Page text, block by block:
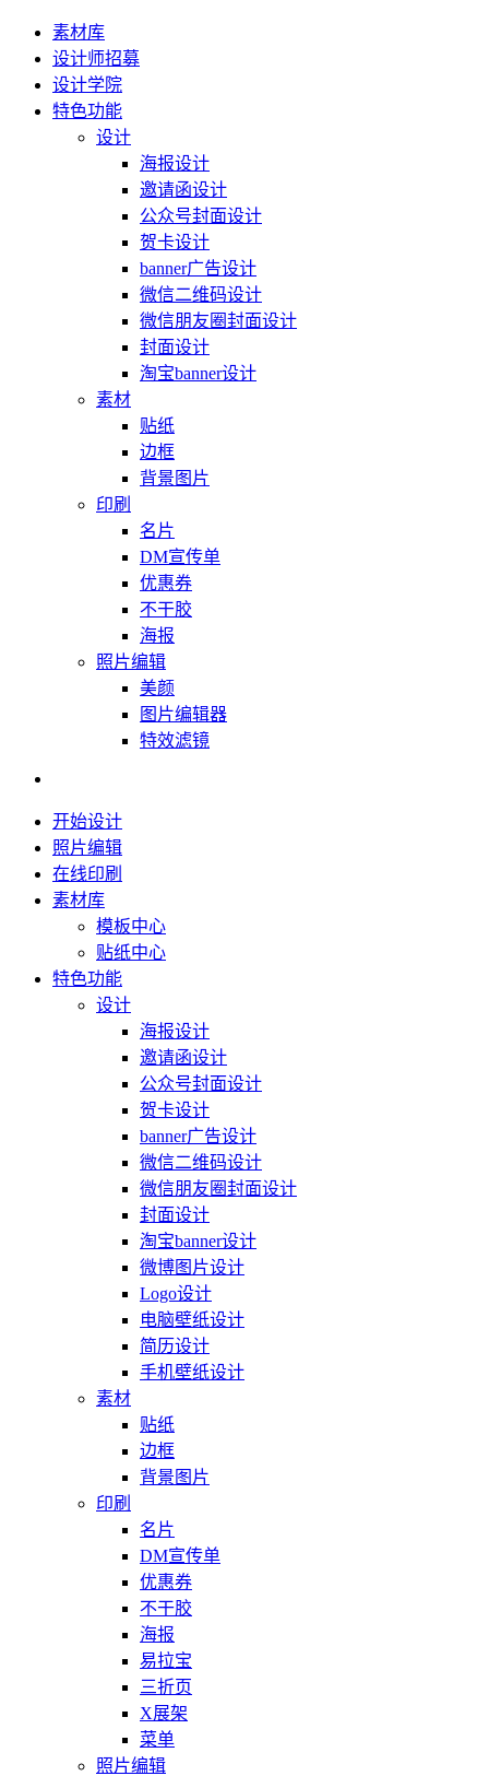
素材库
设计师招募
设计学院
特色功能
设计
海报设计
邀请函设计
公众号封面设计
贺卡设计
banner广告设计
微信二维码设计
微信朋友圈封面设计
封面设计
淘宝banner设计
素材
贴纸
边框
背景图片
印刷
名片
DM宣传单
优惠券
不干胶
海报
照片编辑
美颜
图片编辑器
特效滤镜
开始设计
照片编辑
在线印刷
素材库
模板中心
贴纸中心
特色功能
设计
海报设计
邀请函设计
公众号封面设计
贺卡设计
banner广告设计
微信二维码设计
微信朋友圈封面设计
封面设计
淘宝banner设计
微博图片设计
Logo设计
电脑壁纸设计
简历设计
手机壁纸设计
素材
贴纸
边框
背景图片
印刷
名片
DM宣传单
优惠券
不干胶
海报
易拉宝
三折页
X展架
菜单
照片编辑